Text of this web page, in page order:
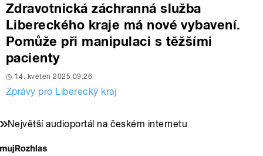
Zdravotnická záchranná služba
Libereckého kraje má nové vybavení.
Pomůže při manipulaci s těžšími
pacienty
14. květen 2025 09:26
Zprávy pro Liberecký kraj
Největší audioportál na českém internetu